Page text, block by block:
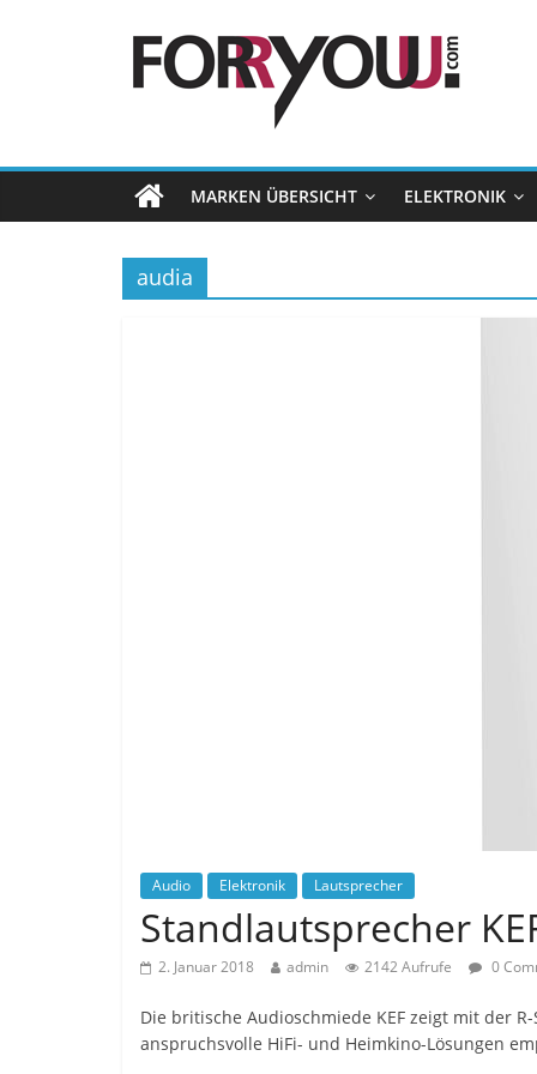
MARKEN ÜBERSICHT ELEKTRONIK
audia
Audio Elektronik Lautsprecher
Standlautsprecher
2. Januar 2018 admin 2142 Aufrufe 0
Die britische Audioschmiede KEF zeigt mit der
anspruchsvolle HiFi- und Heimkino-Lösungen